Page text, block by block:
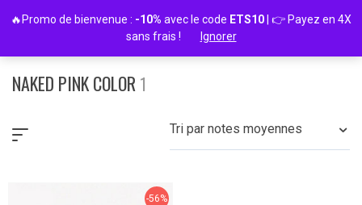
NAKED PINK COLOR 1
Tri par notes moyennes
-56%
🔥Promo de bienvenue : -10% avec le code ETS10 | 👉 Payez en 4X
sans frais !
Ignorer